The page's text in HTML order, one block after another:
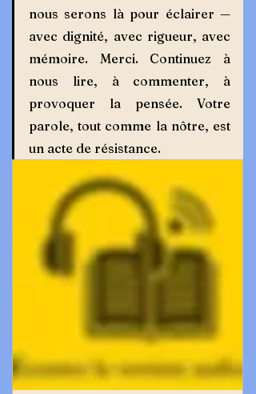
nous serons là pour éclairer —
avec dignité, avec rigueur, avec
mémoire. Merci. Continuez à
nous lire, à commenter, à
provoquer la pensée. Votre
parole, tout comme la nôtre, est
un acte de résistance.